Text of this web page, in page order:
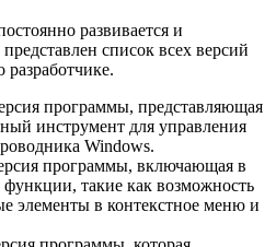
развивается и
список всех версий
программы, представляющая
инструмент для управления
Windows.
программы, включающая в
такие как возможность
элементы в контекстное меню и